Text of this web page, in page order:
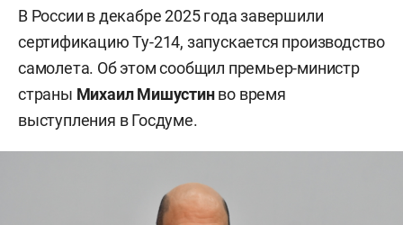
В России в декабре 2025 года завершили
сертификацию Ту-214, запускается производство
самолета. Об этом сообщил премьер-министр
страны Михаил Мишустинво время
выступления в Госдуме.